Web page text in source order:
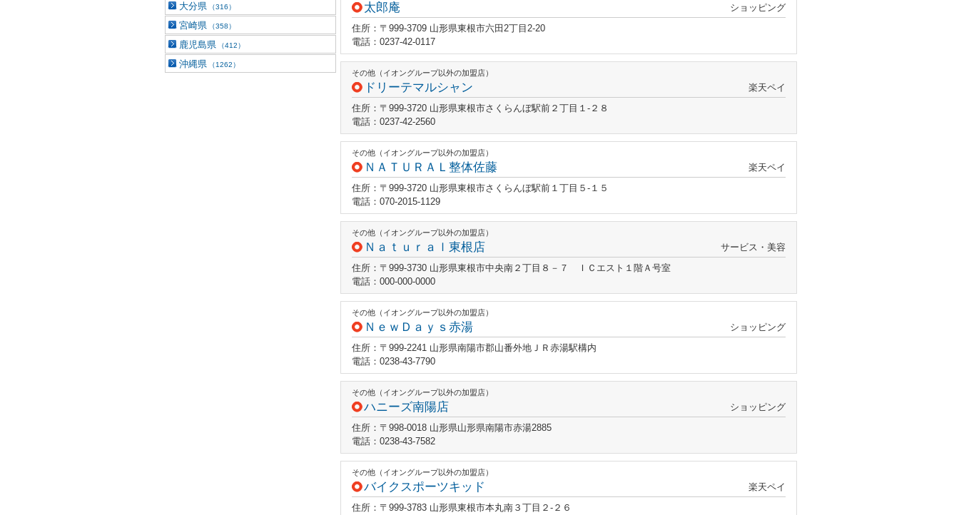
太郎庵
ショッピング
住所：〒999-3709 山形県東根市六田2丁目2-20
電話：0237-42-0117
その他（イオングループ以外の加盟店）
ドリーテマルシャン
楽天ペイ
住所：〒999-3720 山形県東根市さくらんぼ駅前２丁目１‐２８
電話：0237-42-2560
その他（イオングループ以外の加盟店）
ＮＡＴＵＲＡＬ整体佐藤
楽天ペイ
住所：〒999-3720 山形県東根市さくらんぼ駅前１丁目５‐１５
電話：070-2015-1129
その他（イオングループ以外の加盟店）
Ｎａｔｕｒａｌ東根店
サービス・美容
住所：〒999-3730 山形県東根市中央南２丁目８－７ ＩＣエスト１階Ａ号室
電話：000-000-0000
その他（イオングループ以外の加盟店）
ＮｅｗＤａｙｓ赤湯
ショッピング
住所：〒999-2241 山形県南陽市郡山番外地ＪＲ赤湯駅構内
電話：0238-43-7790
その他（イオングループ以外の加盟店）
ハニーズ南陽店
ショッピング
住所：〒998-0018 山形県山形県南陽市赤湯2885
電話：0238-43-7582
その他（イオングループ以外の加盟店）
バイクスポーツキッド
楽天ペイ
住所：〒999-3783 山形県東根市本丸南３丁目２‐２６
大分県 （316）
宮崎県 （358）
鹿児島県 （412）
沖縄県 （1262）